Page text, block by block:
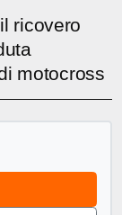
ricovero
motocross